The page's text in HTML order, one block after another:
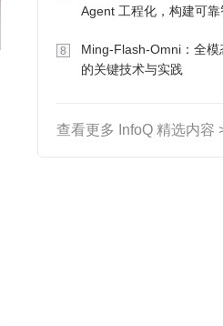
Agent 工程化，构建可靠
8
Ming-Flash-Omni：全模
的关键技术与实践
查看更多 InfoQ 精选内容